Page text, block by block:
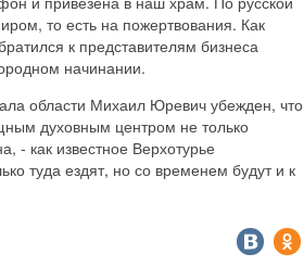
то есть на пожертвования. Как
к представителям бизнеса
начинании.
области Михаил Юревич убежден, что
духовным центром не только
- как известное Верхотурье
туда ездят, но со временем будут и к